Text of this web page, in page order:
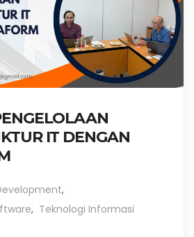
IT DENGAN
,
, Teknologi Informasi